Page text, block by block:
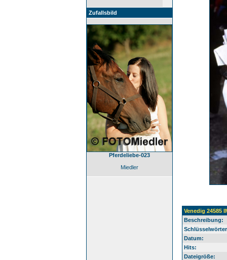
Zufallsbild
Pferdeliebe-023
Miedler
Venedig 24585
Beschreibung:
Datum:
Hits:
Dateigröße: